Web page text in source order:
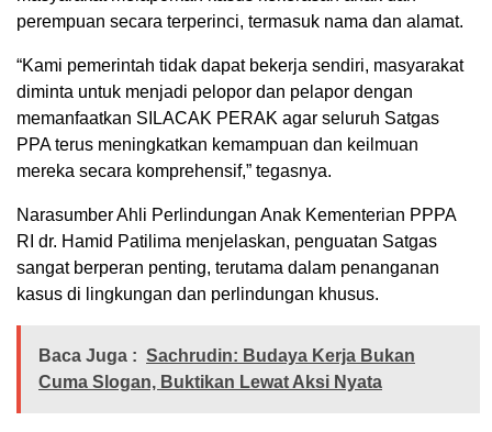
perempuan secara terperinci, termasuk nama dan alamat.
“Kami pemerintah tidak dapat bekerja sendiri, masyarakat
diminta untuk menjadi pelopor dan pelapor dengan
memanfaatkan SILACAK PERAK agar seluruh Satgas
PPA terus meningkatkan kemampuan dan keilmuan
mereka secara komprehensif,” tegasnya.
Narasumber Ahli Perlindungan Anak Kementerian PPPA
RI dr. Hamid Patilima menjelaskan, penguatan Satgas
sangat berperan penting, terutama dalam penanganan
kasus di lingkungan dan perlindungan khusus.
Baca Juga : Sachrudin: Budaya Kerja Bukan
Cuma Slogan, Buktikan Lewat Aksi Nyata